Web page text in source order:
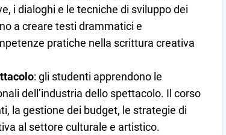
i dialoghi e le tecniche di sviluppo dei
a creare testi drammatici e
pratiche nella scrittura creativa
: gli studenti apprendono le
dell’industria dello spettacolo. Il corso
la gestione dei budget, le strategie di
al settore culturale e artistico.